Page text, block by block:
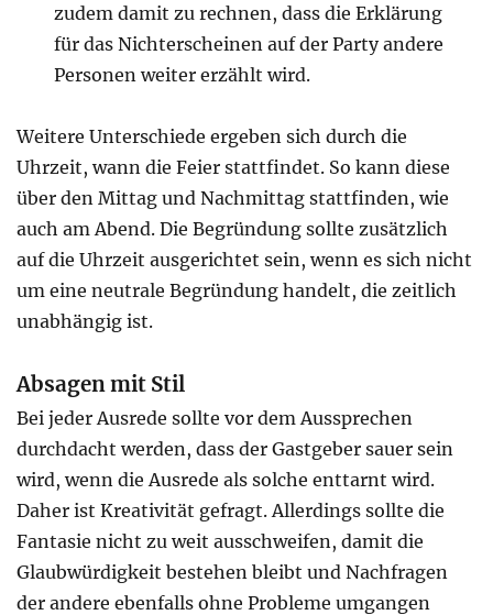
zudem damit zu rechnen, dass die Erklärung
für das Nichterscheinen auf der Party andere
Personen weiter erzählt wird.
Weitere Unterschiede ergeben sich durch die
Uhrzeit, wann die Feier stattfindet. So kann diese
über den Mittag und Nachmittag stattfinden, wie
auch am Abend. Die Begründung sollte zusätzlich
auf die Uhrzeit ausgerichtet sein, wenn es sich nicht
um eine neutrale Begründung handelt, die zeitlich
unabhängig ist.
Absagen mit Stil
Bei jeder Ausrede sollte vor dem Aussprechen
durchdacht werden, dass der Gastgeber sauer sein
wird, wenn die Ausrede als solche enttarnt wird.
Daher ist Kreativität gefragt. Allerdings sollte die
Fantasie nicht zu weit ausschweifen, damit die
Glaubwürdigkeit bestehen bleibt und Nachfragen
der andere ebenfalls ohne Probleme umgangen